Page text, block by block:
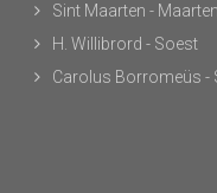
Sint Maarten -
H. Willibrord - Soest
Carolus Borromeüs -